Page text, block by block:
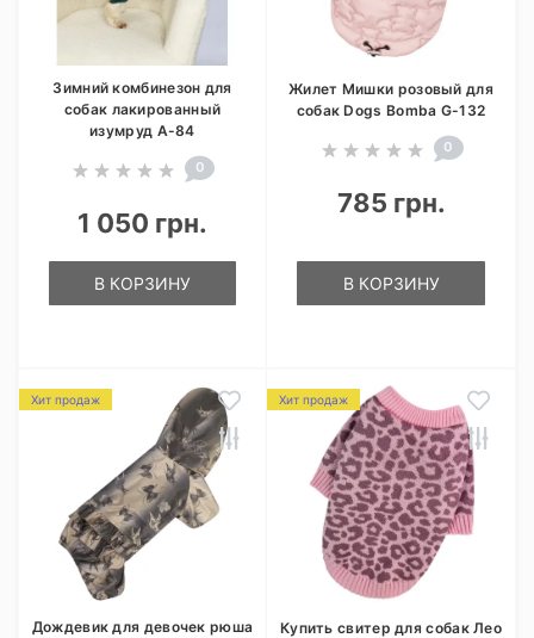
Зимний комбинезон для
собак лакированный
изумруд A-84
0
1 050 грн.
В КОРЗИНУ
Жилет Мишки розовый для
собак Dogs Bomba G-132
0
785 грн.
В КОРЗИНУ
Хит продаж
Дождевик для девочек рюша
Хит продаж
Купить свитер для собак Лео